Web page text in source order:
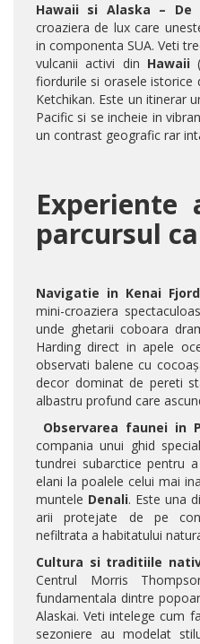
Hawaii si Alaska – De
croaziera de lux care
in componenta SUA. Veti
vulcanii activi din Hawaii
fiordurile si orasele istorice
Ketchikan. Este un itinerar
Pacific si se incheie in
un contrast geografic rar
Experiente
parcursul
Navigatie in Kenai
mini-croaziera
unde ghetarii coboara
Harding direct in apele
observati balene cu
decor dominat de pereti
albastru profund care
Observarea faunei in
compania unui ghid
tundrei subarctice pentru
elani la poalele celui mai
muntele Denali. Este una
arii protejate de pe
nefiltrata a habitatului
Cultura si traditiile
Centrul Morris
fundamentala dintre
Alaskai. Veti intelege cum
sezoniere au modelat